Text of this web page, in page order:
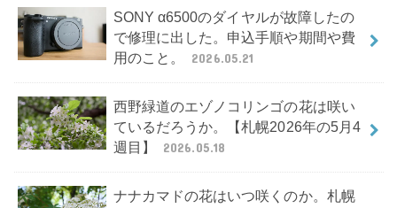
SONY α6500のダイヤルが故障したの
で修理に出した。申込手順や期間や費
用のこと。
2026.05.21
西野緑道のエゾノコリンゴの花は咲い
ているだろうか。【札幌2026年の5月4
週目】
2026.05.18
ナナカマドの花はいつ咲くのか。札幌